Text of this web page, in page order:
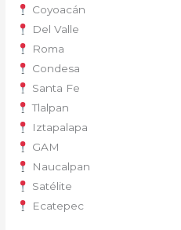
Coyoacán
Del Valle
Roma
Condesa
Santa Fe
Tlalpan
Iztapalapa
GAM
Naucalpan
Satélite
Ecatepec